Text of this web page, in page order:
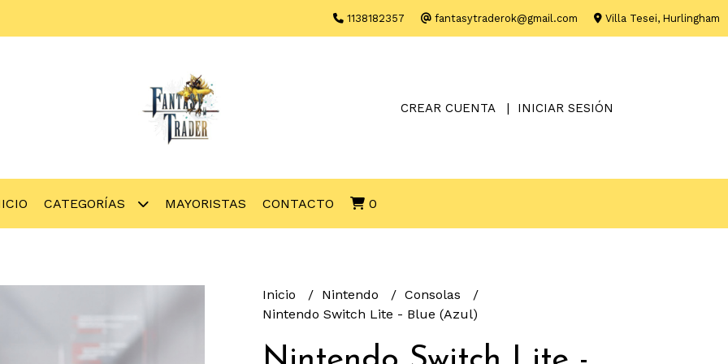
1138182357 fantasytraderok@gmail.com Villa Tesei, Hurlingham
CREAR CUENTA INICIAR SESIÓN
CATEGORÍAS MAYORISTAS CONTACTO 0
Inicio Nintendo
Consolas
Nintendo Switch Lite - Blue (Azul)